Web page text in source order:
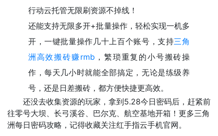
行动云托管无限刷资源不掉线！
还能支持无限多开+批量操作，轻松实现一机多
开，一键批量操作几十上百个账号，支持三角
洲高效搬砖赚rmb ，繁琐重复的小号搬砖操
作，每天几小时就能全部搞定，无论是练级养
号，还是日差搬砖，都方便快捷更高效。
还没去收集资源的玩家，拿到5.28今日密码后，赶紧前
往零号大坝、长弓溪谷、巴尔克、航空基地开箱！更多三角
洲每日密码攻略，记得收藏关注红手指云手机官网。